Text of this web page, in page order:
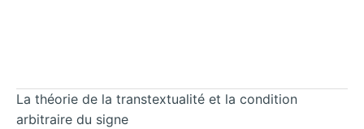
La théorie de la transtextualité et la condition
arbitraire du signe